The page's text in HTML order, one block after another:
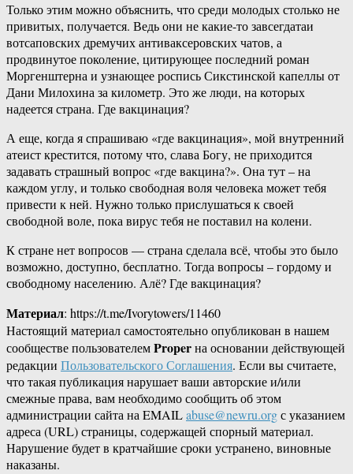
Только этим можно объяснить, что среди молодых столько не
привитых, получается. Ведь они не какие-то завсегдатаи
вотсаповских дремучих антиваксеровских чатов, а
продвинутое поколение, цитирующее последний роман
Моргенштерна и узнающее роспись Сикстинской капеллы от
Дани Милохина за километр. Это же люди, на которых
надеется страна. Где вакцинация?
А еще, когда я спрашиваю «где вакцинация», мой внутренний
атеист крестится, потому что, слава Богу, не приходится
задавать страшный вопрос «где вакцина?». Она тут – на
каждом углу, и только свободная воля человека может тебя
привести к ней. Нужно только прислушаться к своей
свободной воле, пока вирус тебя не поставил на колени.
К стране нет вопросов — страна сделала всё, чтобы это было
возможно, доступно, бесплатно. Тогда вопросы – гордому и
свободному населению. Алё? Где вакцинация?
Материал: https://t.me/Ivorytowers/11460
Настоящий материал самостоятельно опубликован в нашем
сообществе пользователемProperна основании действующей
редакции Пользовательского Соглашения. Если вы считаете,
что такая публикация нарушает ваши авторские и/или
смежные права, вам необходимо сообщить об этом
администрации сайта на EMAILabuse@newru.orgс указанием
адреса (URL) страницы, содержащей спорный материал.
Нарушение будет в кратчайшие сроки устранено, виновные
наказаны.